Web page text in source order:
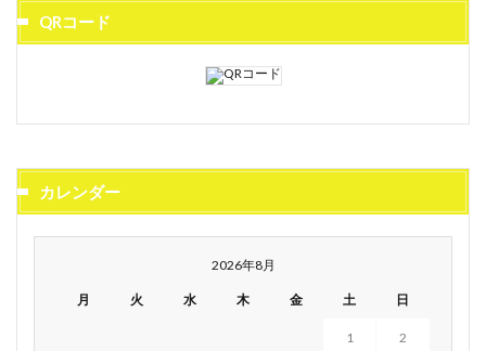
QRコード
カレンダー
2026年8月
月 火 水 木 金 土 日
1 2